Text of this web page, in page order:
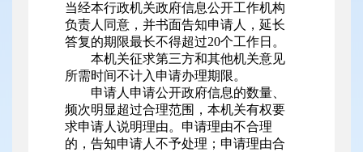
当经本行政机关政府信息公开工作机构
负责人同意，并书面告知申请人，延长
答复的期限最长不得超过20个工作日。
本机关征求第三方和其他机关意见
所需时间不计入申请办理期限。
申请人申请公开政府信息的数量、
频次明显超过合理范围，本机关有权要
求申请人说明理由。申请理由不合理
的，告知申请人不予处理；申请理由合